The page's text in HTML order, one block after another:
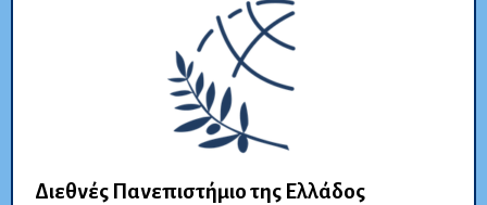
Διεθνές Πανεπιστήμιο της Ελλάδος